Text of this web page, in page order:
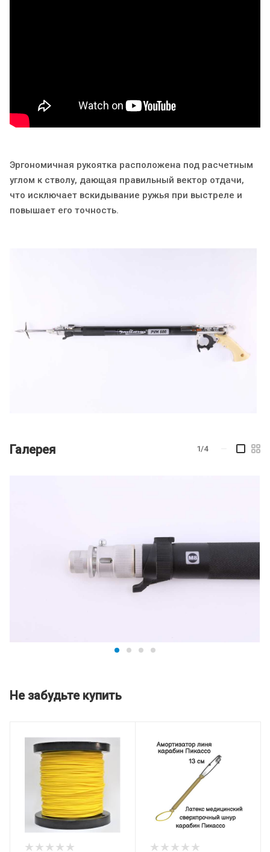
Эргономичная рукоятка расположена под расчетным
углом к стволу, дающая правильный вектор отдачи,
что исключает вскидывание ружья при выстреле и
повышает его точность.
Галерея 1/4
Не забудьте купить